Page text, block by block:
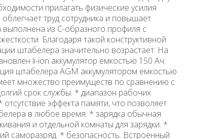
прилагать физические усилия
труд сотрудника и повышает
из С-образного профиля с
Благодаря такой конструктивной
штабелера значительно возрастает. На
li-ion аккумулятор емкостью 150 Ач.
штабелера AGM аккумулятором емкостью
множество преимуществ по сравнению с
срок службы. * диапазон рабочих
отсутствие эффекта памяти, что позволяет
в любое время. * зарядка обычная
и отдельной комнаты для зарядки. *
саморазряд. * безопасность. Встроенный